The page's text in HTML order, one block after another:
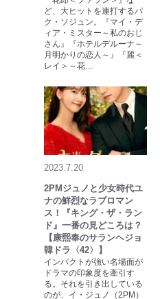
ど、大ヒットを連打するパ
ク・ソジュン。『マイ・デ
ィア・ミスター～私のおじ
さん』『ホテルデルーナ～
月明かりの恋人～』『麗＜
レイ＞～花…
2023.7.20
2PMジュノと少女時代ユ
ナの鮮烈なラブロマン
ス！『キング・ザ・ラン
ド』一番の見どころは？
【康熙奉のサランヘジョ
韓ドラ〈42〉】
インパクトが強い名場面が
ドラマの印象度を牽引す
る。それを引き出している
のが、イ・ジュノ（2PM）